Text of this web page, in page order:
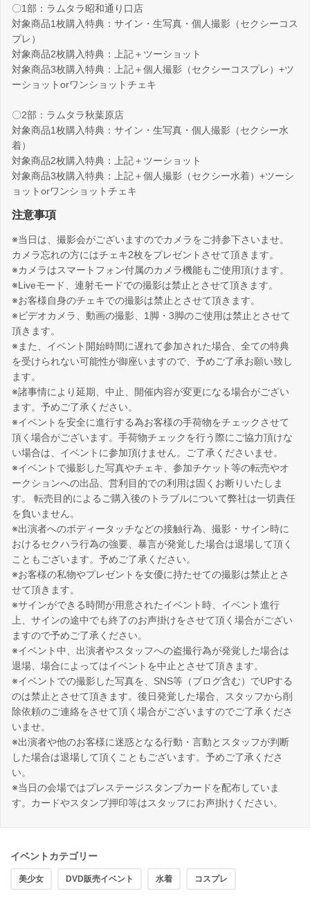
〇1部：ラムタラ昭和通り口店
対象商品1枚購入特典：サイン・生写真・個人撮影（セクシーコス
プレ）
対象商品2枚購入特典：上記＋ツーショット
対象商品3枚購入特典：上記＋個人撮影（セクシーコスプレ）+ツ
ーショットorワンショットチェキ
〇2部：ラムタラ秋葉原店
対象商品1枚購入特典：サイン・生写真・個人撮影（セクシー水
着）
対象商品2枚購入特典：上記＋ツーショット
対象商品3枚購入特典：上記＋個人撮影（セクシー水着）+ツーシ
ョットorワンショットチェキ
注意事項
※当日は、撮影会がございますのでカメラをご持参下さいませ。
カメラ忘れの方にはチェキ2枚をプレゼントさせて頂きます。
※カメラはスマートフォン付属のカメラ機能もご使用頂けます。
※Liveモード、連射モードでの撮影は禁止とさせて頂きます。
※お客様自身のチェキでの撮影は禁止とさせて頂きます。
※ビデオカメラ、動画の撮影、1脚・3脚のご使用は禁止とさせて
頂きます。
※また、イベント開始時間に遅れて参加された場合、全ての特典
を受けられない可能性が御座いますので、予めご了承お願い致し
ます。
※諸事情により延期、中止、開催内容が変更になる場合がござい
ます。予めご了承ください。
※イベントを安全に進行する為お客様の手荷物をチェックさせて
頂く場合がございます。手荷物チェックを行う際にご協力頂けな
い場合は、イベントに参加頂けません。ご了承くださいませ。
※イベントで撮影した写真やチェキ、参加チケット等の転売やオ
ークションへの出品、営利目的での利用は固くお断りいたしま
す。 転売目的によるご購入後のトラブルについて弊社は一切責任
を負いません。
※出演者へのボディータッチなどの接触行為、撮影・サイン時に
おけるセクハラ行為の強要、暴言が発覚した場合は退場して頂く
こともございます。予めご了承ください。
※お客様の私物やプレゼントを女優に持たせての撮影は禁止とさ
せて頂きます。
※サインができる時間が用意されたイベント時、イベント進行
上、サインの途中でも終了のお声掛けをさせて頂く場合がござい
ますので予めご了承ください。
※イベント中、出演者やスタッフへの盗撮行為が発覚した場合は
退場、場合によってはイベントを中止とさせて頂きます。
※イベントでの撮影した写真を、SNS等（ブログ含む）でUPする
のは禁止とさせて頂きます。後日発覚した場合、スタッフから削
除依頼のご連絡をさせて頂く場合がございますのでご了承くださ
いませ。
※出演者や他のお客様に迷惑となる行動・言動とスタッフが判断
した場合は退場して頂くこともございます。予めご了承くださ
い。
※当日の会場ではプレステージスタンプカードを配布していま
す。カードやスタンプ押印等はスタッフにお声掛けください。
イベントカテゴリー
美少女 DVD販売イベント 水着 コスプレ